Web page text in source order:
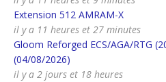
Extension 512 AMRAM-X
il y a 11 heures et 27 minutes
Gloom Reforged ECS/AGA/RTG
(04/08/2026)
il y a 2 jours et 18 heures